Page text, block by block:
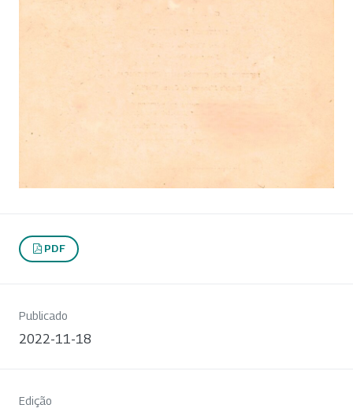
PDF
Publicado
2022-11-18
Edição